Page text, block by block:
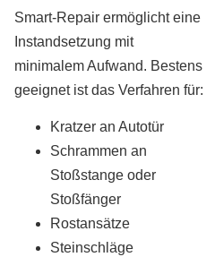
Smart-Repair ermöglicht eine
Instandsetzung mit
minimalem Aufwand. Bestens
geeignet ist das Verfahren für:
Kratzer an Autotür
Schrammen an
Stoßstange oder
Stoßfänger
Rostansätze
Steinschläge